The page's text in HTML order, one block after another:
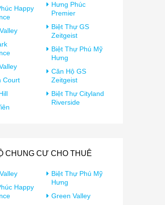
Happy
Court
Hưng Phúc
Premier
Biệt Thự GS
Zeitgeist
Biệt Thự Phú Mỹ
Hưng
Căn Hộ GS
Zeitgeist
Biệt Thự Cityland
Riverside
CHUNG CƯ CHO THUÊ
Happy
Biệt Thự Phú Mỹ
Hưng
Green Valley